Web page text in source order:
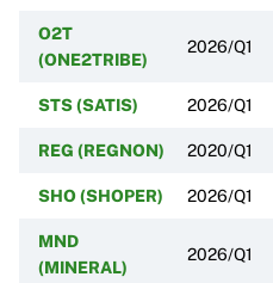
O2T
(ONE2TRIBE)
2026/Q1
STS (SATIS) 2026/Q1
REG (REGNON) 2020/Q1
SHO (SHOPER) 2026/Q1
MND
(MINERAL)
2026/Q1